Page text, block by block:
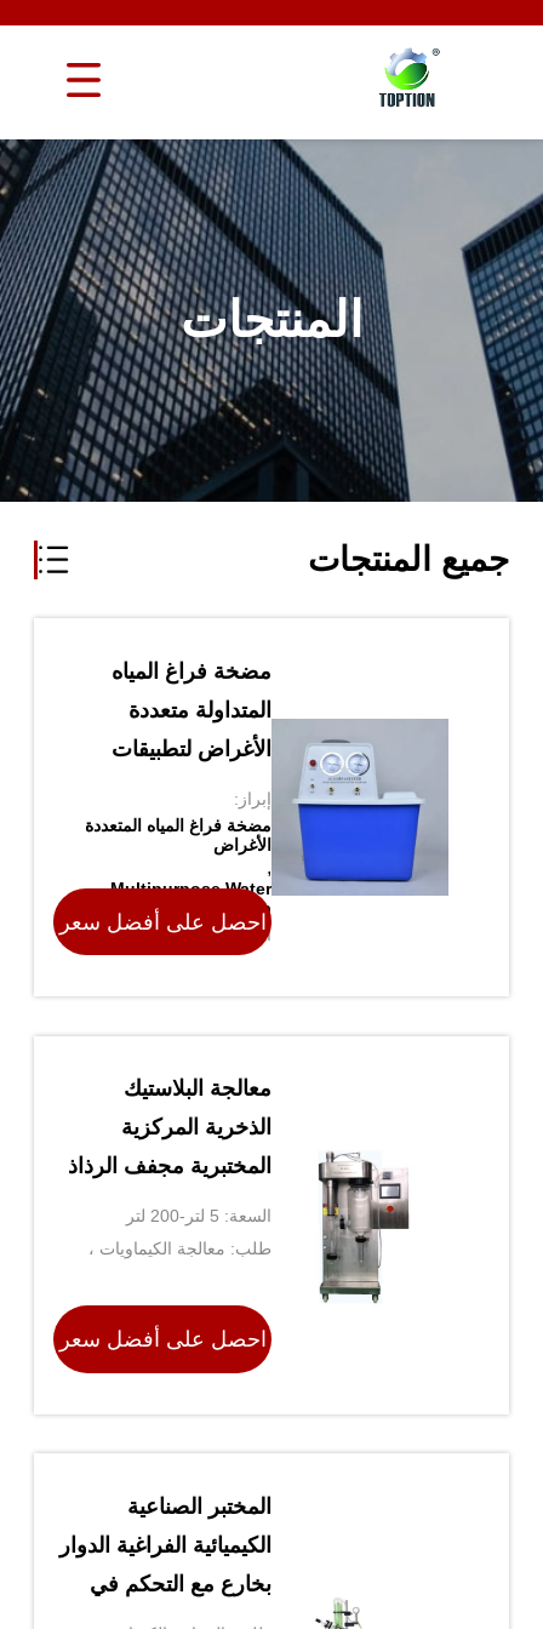
المنتجات
جميع المنتجات
مضخة فراغ المياه
المتداولة متعددة
الأغراض لتطبيقات
متنوعة
إبراز:
مضخة فراغ المياه المتعددة
الأغراض
Multipurpose Water
Vacuum Pump
اسم العلامة التجارية
احصل على أفضل سعر
معالجة البلاستيك
الذخرية المركزية
المختبرية مجفف الرذاذ
مع رصيف الصلب
المقاوم للصدأ
السعة: 5 لتر-200 لتر
طلب: معالجة الكيماويات ،
الأغذية
احصل على أفضل سعر
المختبر الصناعية
الكيميائية الفراغية الدوار
بخارع مع التحكم في